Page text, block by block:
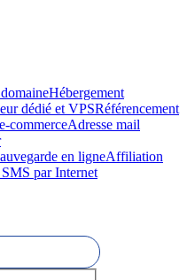
Hébergement
dédié et VPSRéférencement
commerceAdresse mail
en ligneAffiliation
par Internet